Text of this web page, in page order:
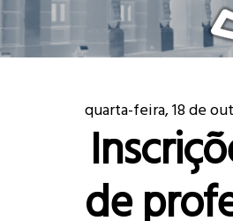
quarta-feira, 18 de
de